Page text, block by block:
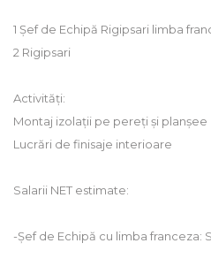
1 Șef de Echipă Rigipsari limba
2 Rigipsari
Activități:
Montaj izolații pe pereți și planșee
Lucrări de finisaje interioare
Salarii NET estimate:
-Șef de Echipă cu limba franceza: